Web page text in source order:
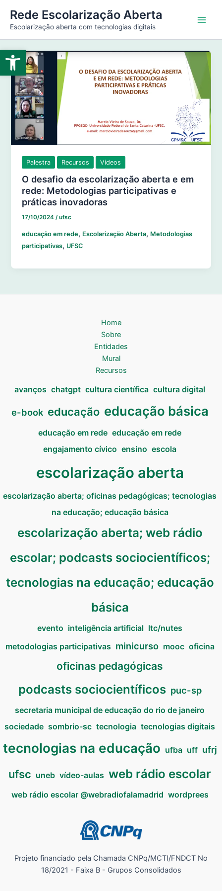
Abrir a barra de ferramentas
para
conteúdo
Rede Escolarização Aberta
Escolarização aberta com tecnologias digitais
Palestra Recursos Videos
O desafio da escolarização aberta e em
rede: Metodologias participativas e
práticas inovadoras
17/10/2024/ufsc
educação em rede, Escolarização Aberta, Metodologias
participativas, UFSC
Home
Sobre
Entidades
Mural
Recursos
avanços chatgpt cultura científica cultura digital
e-book educação educação básica
educação em rede educação em rede
engajamento cívico ensino escola
escolarização aberta
escolarização aberta; oficinas pedagógicas; tecnologias
na educação; educação básica
escolarização aberta; web rádio
escolar; podcasts sociocientíficos;
tecnologias na educação; educação
básica
evento inteligência artificial ltc/nutes
metodologias participativas minicurso mooc oficina
oficinas pedagógicas
podcasts sociocientíficos puc-sp
secretaria municipal de educação do rio de janeiro
sociedade sombrio-sc tecnologia tecnologias digitais
tecnologias na educação ufba uff ufrj
ufsc uneb vídeo-aulas web rádio escolar
web rádio escolar @webradiofalamadrid wordprees
Projeto financiado pela Chamada CNPq/MCTI/FNDCT No
18/2021 - Faixa B - Grupos Consolidados